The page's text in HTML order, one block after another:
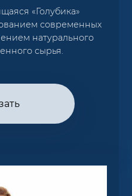
«Голубика»
современных
натурального
сырья.